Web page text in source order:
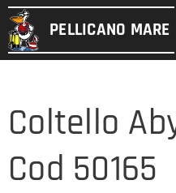
PELLICANO MARE
Coltello
Cod 50165